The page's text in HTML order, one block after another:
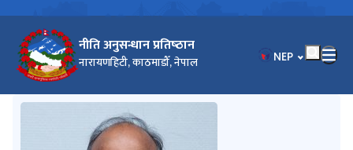
नीति अनुसन्धान प्रतिष्‍ठान
नारायणहिटी, काठमाडौँ, नेपाल भाषा चयन गर्नुहोस्
NEP